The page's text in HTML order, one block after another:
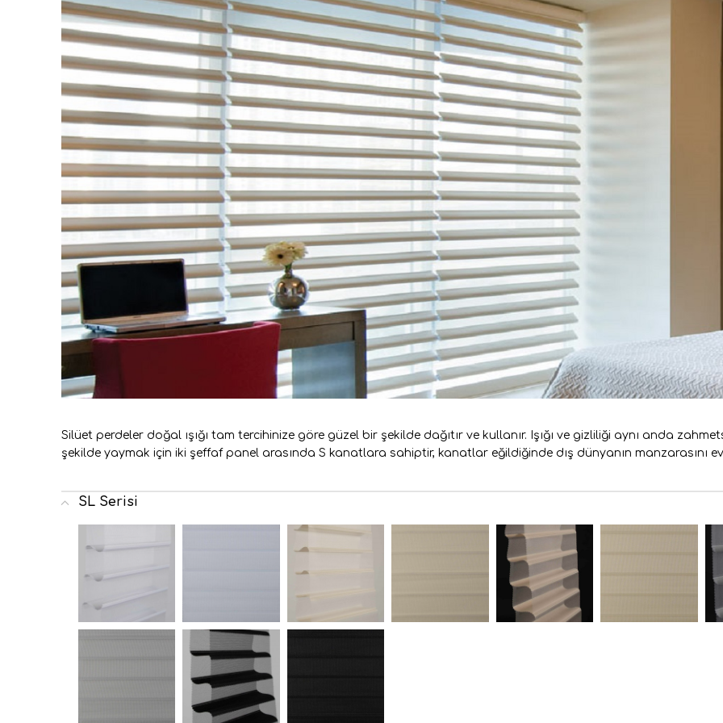
Silüet perdeler doğal ışığı tam tercihinize göre güzel bir şekilde dağıtır ve kullanır. Işığı ve gizliliği aynı anda
şekilde yaymak için iki şeffaf panel arasında S kanatlara sahiptir, kanatlar eğildiğinde dış dünyanın manzarasını
SL Serisi